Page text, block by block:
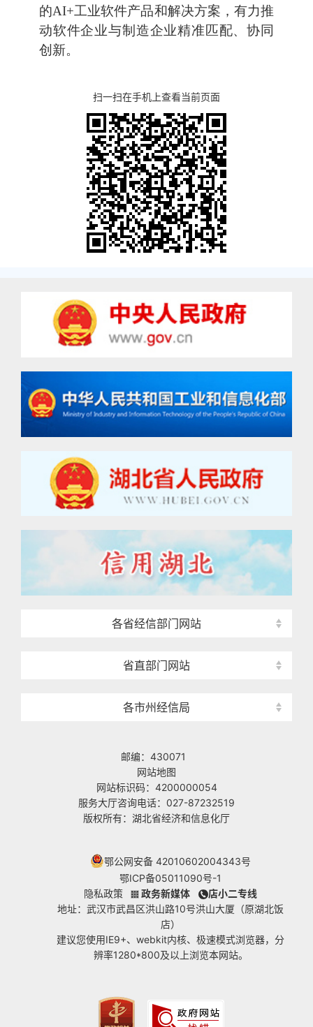
的AI+工业软件产品和解决方案，有力推
动软件企业与制造企业精准匹配、协同
创新。
扫一扫在手机上查看当前页面
各省经信部门网站
省直部门网站
各市州经信局
邮编：430071
网站地图
网站标识码：4200000054
服务大厅咨询电话：027-87232519
版权所有：湖北省经济和信息化厅
鄂公网安备 42010602004343号
鄂ICP备05011090号-1
隐私政策
政务新媒体
店小二专线
地址：武汉市武昌区洪山路10号洪山大厦（原湖北饭
店）
建议您使用IE9+、webkit内核、极速模式浏览器，分
辨率1280*800及以上浏览本网站。